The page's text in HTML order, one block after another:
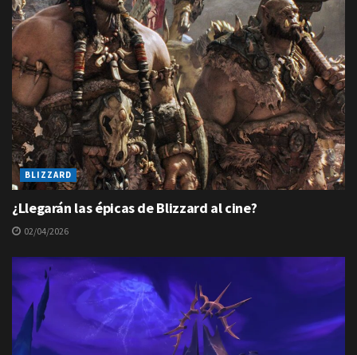
BLIZZARD
¿Llegarán las épicas de Blizzard al cine?
02/04/2026